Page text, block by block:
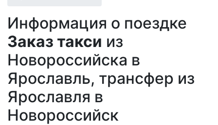
Информация о поездке
Заказ такси из
Новороссийска в
Ярославль, трансфер из
Ярославля в
Новороссийск